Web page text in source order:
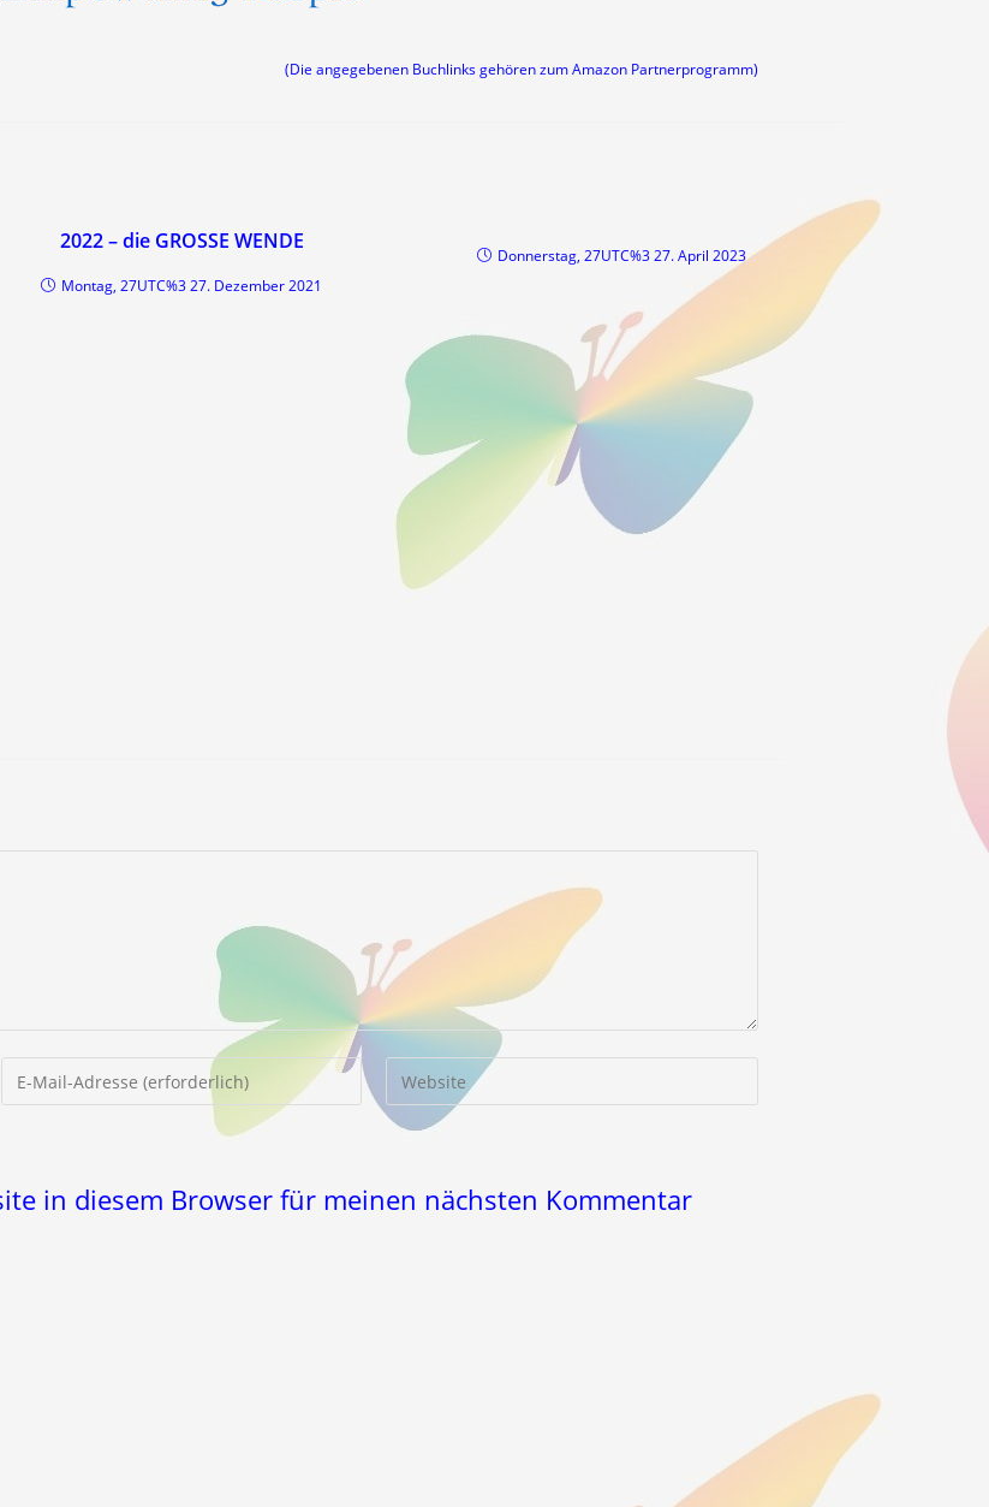
(Die angegebenen Buchlinks gehören zum Amazon Partnerprogramm)
2022 – die GROSSE WENDE
Montag, 27UTC%3 27. Dezember 2021
Donnerstag, 27UTC%3 27. April 2023
deine
Adresse
deine
Website-
in diesem Browser für meinen nächsten Kommentar